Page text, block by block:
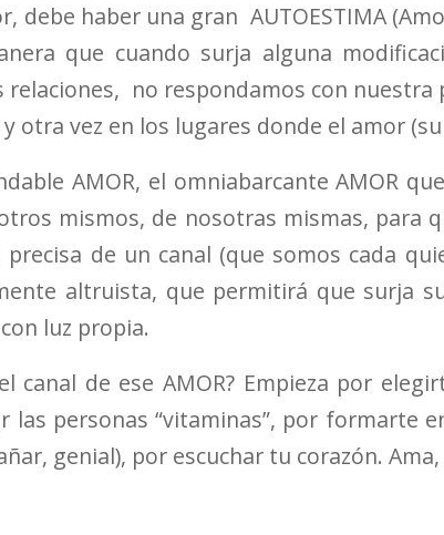
debe haber una gran AUTOESTIMA
que cuando surja alguna
relaciones, no respondamos con nuestra
otra vez en los lugares donde el amor
AMOR, el omniabarcante AMOR
mismos, de nosotras mismas, para
de un canal (que somos cada
altruista, que permitirá que surja
luz propia.
canal de ese AMOR? Empieza por
las personas “vitaminas”, por formarte
genial), por escuchar tu corazón.